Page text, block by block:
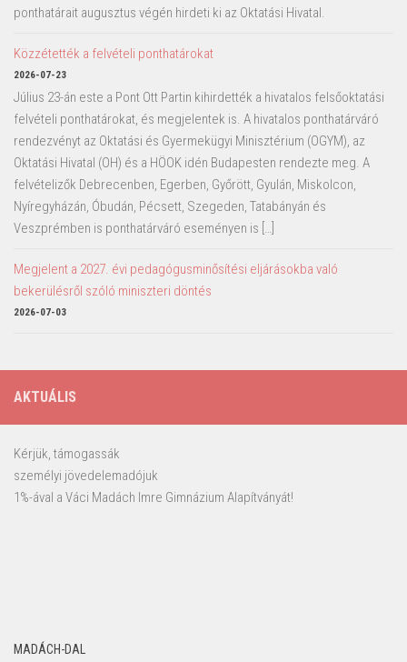
ponthatárait augusztus végén hirdeti ki az Oktatási Hivatal.
Közzétették a felvételi ponthatárokat
2026-07-23
Július 23-án este a Pont Ott Partin kihirdették a hivatalos felsőoktatási
felvételi ponthatárokat, és megjelentek is. A hivatalos ponthatárváró
rendezvényt az Oktatási és Gyermekügyi Minisztérium (OGYM), az
Oktatási Hivatal (OH) és a HÖOK idén Budapesten rendezte meg. A
felvételizők Debrecenben, Egerben, Győrött, Gyulán, Miskolcon,
Nyíregyházán, Óbudán, Pécsett, Szegeden, Tatabányán és
Veszprémben is ponthatárváró eseményen is […]
Megjelent a 2027. évi pedagógusminősítési eljárásokba való
bekerülésről szóló miniszteri döntés
2026-07-03
AKTUÁLIS
Kérjük, támogassák
személyi jövedelemadójuk
1%-ával a Váci Madách Imre Gimnázium Alapítványát!
MADÁCH-DAL